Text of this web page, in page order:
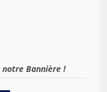
notre Bannière !